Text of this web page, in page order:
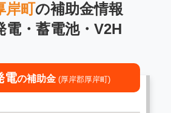
岸町の補助金情報
電・蓄電池・V2H
電の補助金 (厚岸郡厚岸町)